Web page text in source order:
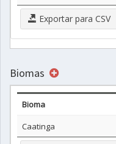
Exportar para CSV
Biomas
Bioma
Caatinga